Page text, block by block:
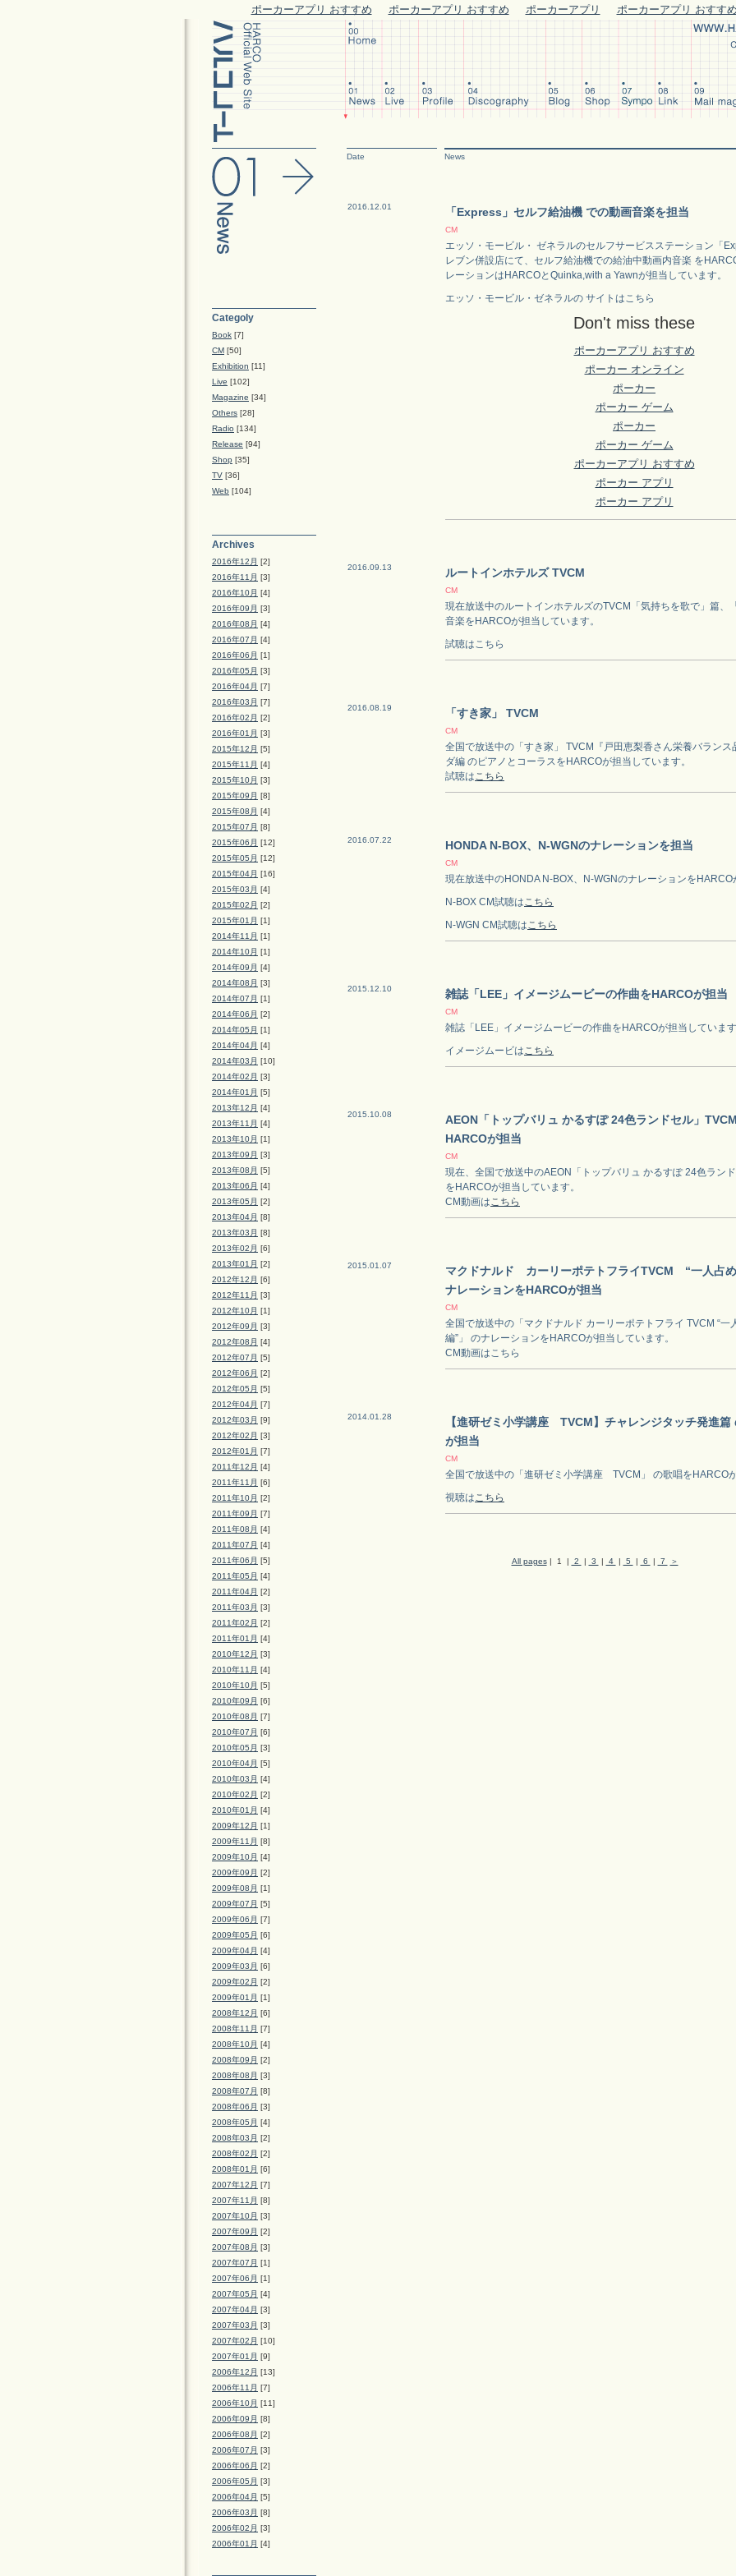
ポーカーアプリ おすすめ ポーカーアプリ おすすめ ポーカーアプリ ポーカーアプリ おすすめ
Categoly
Book [7]
CM [50]
Exhibition [11]
Live [102]
Magazine [34]
Others [28]
Radio [134]
Release [94]
Shop [35]
TV [36]
Web [104]
Archives
2016年12月 [2]
2016年11月 [3]
2016年10月 [4]
2016年09月 [3]
2016年08月 [4]
2016年07月 [4]
2016年06月 [1]
2016年05月 [3]
2016年04月 [7]
2016年03月 [7]
2016年02月 [2]
2016年01月 [3]
2015年12月 [5]
2015年11月 [4]
2015年10月 [3]
2015年09月 [8]
2015年08月 [4]
2015年07月 [8]
2015年06月 [12]
2015年05月 [12]
2015年04月 [16]
2015年03月 [4]
2015年02月 [2]
2015年01月 [1]
2014年11月 [1]
2014年10月 [1]
2014年09月 [4]
2014年08月 [3]
2014年07月 [1]
2014年06月 [2]
2014年05月 [1]
2014年04月 [4]
2014年03月 [10]
2014年02月 [3]
2014年01月 [5]
2013年12月 [4]
2013年11月 [4]
2013年10月 [1]
2013年09月 [3]
2013年08月 [5]
2013年06月 [4]
2013年05月 [2]
2013年04月 [8]
2013年03月 [8]
2013年02月 [6]
2013年01月 [2]
2012年12月 [6]
2012年11月 [3]
2012年10月 [1]
2012年09月 [3]
2012年08月 [4]
2012年07月 [5]
2012年06月 [2]
2012年05月 [5]
2012年04月 [7]
2012年03月 [9]
2012年02月 [3]
2012年01月 [7]
2011年12月 [4]
2011年11月 [6]
2011年10月 [2]
2011年09月 [7]
2011年08月 [4]
2011年07月 [4]
2011年06月 [5]
2011年05月 [4]
2011年04月 [2]
2011年03月 [3]
2011年02月 [2]
2011年01月 [4]
2010年12月 [3]
2010年11月 [4]
2010年10月 [5]
2010年09月 [6]
2010年08月 [7]
2010年07月 [6]
2010年05月 [3]
2010年04月 [5]
2010年03月 [4]
2010年02月 [2]
2010年01月 [4]
2009年12月 [1]
2009年11月 [8]
2009年10月 [4]
2009年09月 [2]
2009年08月 [1]
2009年07月 [5]
2009年06月 [7]
2009年05月 [6]
2009年04月 [4]
2009年03月 [6]
2009年02月 [2]
2009年01月 [1]
2008年12月 [6]
2008年11月 [7]
2008年10月 [4]
2008年09月 [2]
2008年08月 [3]
2008年07月 [8]
2008年06月 [3]
2008年05月 [4]
2008年03月 [2]
2008年02月 [2]
2008年01月 [6]
2007年12月 [7]
2007年11月 [8]
2007年10月 [3]
2007年09月 [2]
2007年08月 [3]
2007年07月 [1]
2007年06月 [1]
2007年05月 [4]
2007年04月 [3]
2007年03月 [3]
2007年02月 [10]
2007年01月 [9]
2006年12月 [13]
2006年11月 [7]
2006年10月 [11]
2006年09月 [8]
2006年08月 [2]
2006年07月 [3]
2006年06月 [2]
2006年05月 [3]
2006年04月 [5]
2006年03月 [8]
2006年02月 [3]
2006年01月 [4]
Date News
2016.12.01 「Express」セルフ給油機 での動画音楽を担当
CM
エッソ・モービル・ ゼネラルのセルフサービスステーション「
レブン併設店にて、セルフ給油機での給油中動画内音楽 を
レーションはHARCOとQuinka,with a Yawnが担当しています。
エッソ・モービル・ゼネラルの サイトはこちら
Don't miss these
ポーカーアプリ おすすめ
ポーカー オンライン
ポーカー
ポーカー ゲーム
ポーカー
ポーカー ゲーム
ポーカーアプリ おすすめ
ポーカー アプリ
ポーカー アプリ
2016.09.13 ルートインホテルズ TVCM
CM
現在放送中のルートインホテルズのTVCM「気持ちを歌で」篇、
音楽をHARCOが担当しています。
試聴はこちら
2016.08.19 「すき家」 TVCM
CM
全国で放送中の「すき家」 TVCM『戸田恵梨香さん栄養バラン
ダ編 のピアノとコーラスをHARCOが担当しています。
試聴はこちら
2016.07.22 HONDA N-BOX、N-WGNのナレーションを担当
CM
現在放送中のHONDA N-BOX、N-WGNのナレーションをHARCO
N-BOX CM試聴はこちら
N-WGN CM試聴はこちら
2015.12.10 雑誌「LEE」イメージムービーの作曲をHARCOが担当
CM
雑誌「LEE」イメージムービーの作曲をHARCOが担当しています
イメージムービはこちら
2015.10.08
AEON「トップバリュ かるすぽ 24色ランドセル」
HARCOが担当
CM
現在、全国で放送中のAEON「トップバリュ かるすぽ 24色ラン
をHARCOが担当しています。
CM動画はこちら
2015.01.07
マクドナルド カーリーポテトフライTVCM “一人占
ナレーションをHARCOが担当
CM
全国で放送中の「マクドナルド カーリーポテトフライ TVCM “一
編”」 のナレーションをHARCOが担当しています。
CM動画はこちら
2014.01.28
【進研ゼミ小学講座 TVCM】チャレンジタッチ発進篇
が担当
CM
全国で放送中の「進研ゼミ小学講座 TVCM」 の歌唱をHARCOが
視聴はこちら
All pages| 1 | 2 | 3 | 4 | 5 | 6 | 7 ＞